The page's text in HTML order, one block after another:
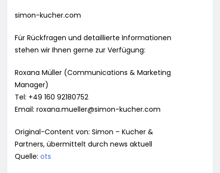
simon-kucher.com
Für Rückfragen und detaillierte Informationen
stehen wir Ihnen gerne zur Verfügung:
Roxana Müller (Communications & Marketing
Manager)
Tel: +49 160 92180752
Email: roxana.mueller@simon-kucher.com
Original-Content von: Simon – Kucher &
Partners, übermittelt durch news aktuell
Quelle: ots